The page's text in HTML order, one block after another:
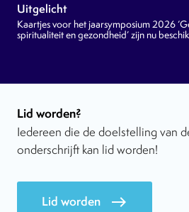
Uitgelicht
Kaartjes voor het jaarsymposium 2026
spiritualiteit en gezondheid’ zijn nu
Lid worden?
Iedereen die de doelstelling van
onderschrijft kan lid worden!
Lid worden east